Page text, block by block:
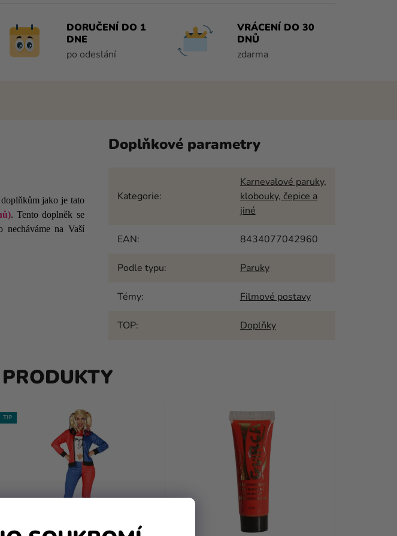
DORUČENÍ DO 1
DNE
po odeslání
VRÁCENÍ DO 30
DNŮ
zdarma
jako je tato
. Tento doplněk se
na Vaší
Doplňkové parametry
Kategorie:
Karnevalové paruky,
klobouky, čepice a
jiné
EAN: 8434077042960
Podle typu: Paruky
Témy: Filmové postavy
TOP: Doplňky
TIP